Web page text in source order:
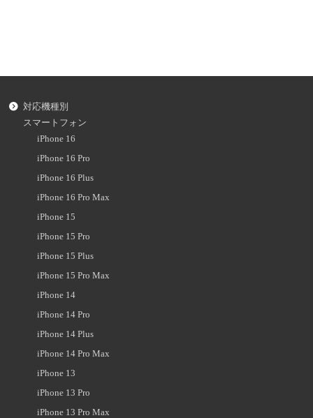
対応機種別
スマートフォン
iPhone 16
iPhone 16 Pro
iPhone 16 Plus
iPhone 16 Pro Max
iPhone 15
iPhone 15 Pro
iPhone 15 Plus
iPhone 15 Pro Max
iPhone 14
iPhone 14 Pro
iPhone 14 Plus
iPhone 14 Pro Max
iPhone 13
iPhone 13 Pro
iPhone 13 Pro Max